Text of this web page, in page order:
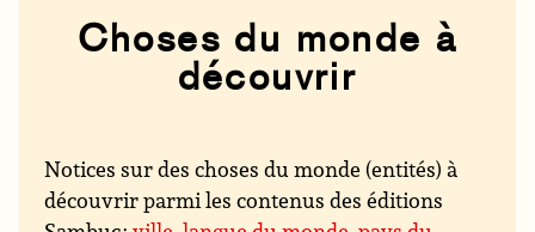
Choses du monde à
découvrir
Notices sur des choses du monde (entités) à
découvrir parmi les contenus des éditions